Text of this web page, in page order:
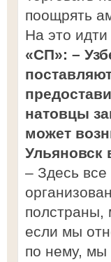
поощрять
На это идти
«СП»: –
натовцы
может
Ульяновск
– Здесь
полстраны,
если мы
по нему, мы